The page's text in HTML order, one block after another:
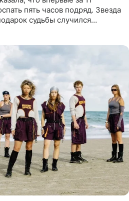
пять часов подряд. Звезда
судьбы случился